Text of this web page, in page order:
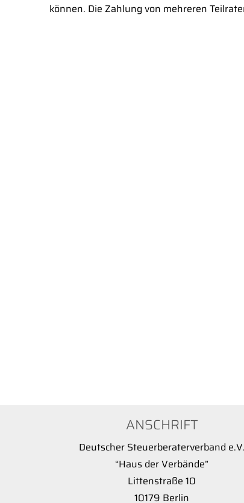
können. Die Zahlung von mehreren
ANSCHRIFT
Deutscher Steuerberaterverband e.V.
“Haus der Verbände”
Littenstraße 10
10179 Berlin